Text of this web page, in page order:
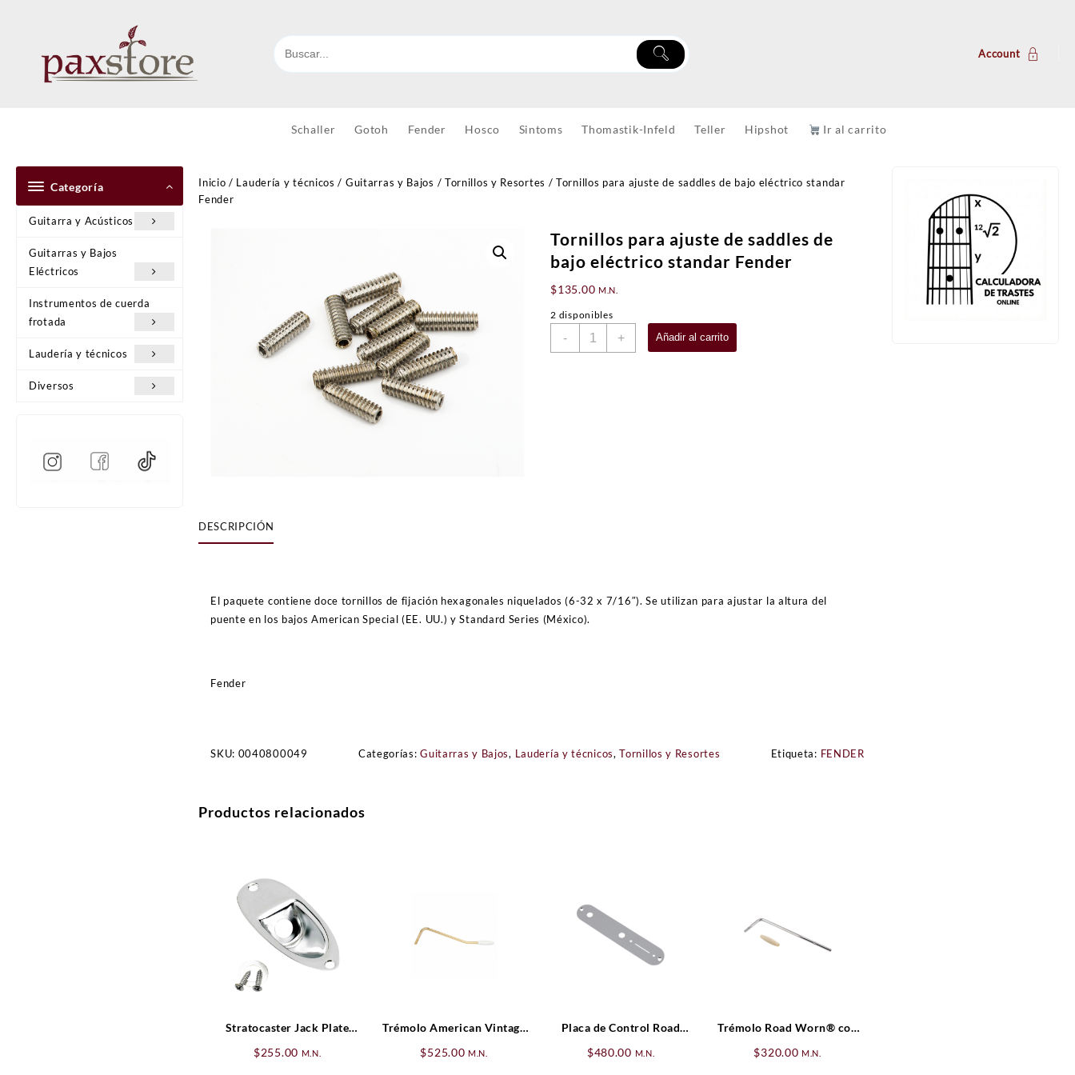
Account
Schaller Gotoh Fender Hosco Sintoms Thomastik-Infeld Teller Hipshot Ir al carrito
Categoría
Guitarra y Acústicos
Guitarras y Bajos
Eléctricos
Instrumentos de cuerda
frotada
Laudería y técnicos
Diversos
Inicio / Laudería y técnicos / Guitarras y Bajos / Tornillos y Resortes / Tornillos para ajuste de saddles de bajo eléctrico standar
Fender
Tornillos para ajuste de saddles de
bajo eléctrico standar Fender
$135.00 M.N.
2 disponibles
-
Tornillos + Añadir al carrito
DESCRIPCIÓN
El paquete contiene doce tornillos de fijación hexagonales niquelados (6-32 x 7/16″). Se utilizan para ajustar la altura del
puente en los bajos American Special (EE. UU.) y Standard Series (México).
Fender
SKU: 0040800049 Categorías:Guitarras y Bajos, Laudería y técnicos,Tornillos y Resortes Etiqueta: FENDER
Productos relacionados
Stratocaster Jack Plate
$255.00 M.N.
Trémolo American Vintage
$525.00 M.N.
Placa de Control Road
$480.00 M.N.
Trémolo Road Worn® con
$320.00 M.N.